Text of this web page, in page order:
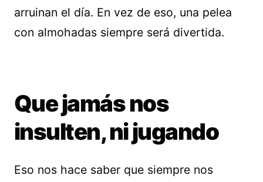
arruinan el día. En vez de eso, una pelea
con almohadas siempre será divertida.
Que jamás nos
insulten, ni jugando
Eso nos hace saber que siempre nos